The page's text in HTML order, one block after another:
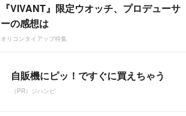
『VIVANT』限定ウオッチ、プロデューサ
ーの感想は
オリコンタイアップ特集
自販機にピッ！ですぐに買えちゃう
（PR）ジハンピ